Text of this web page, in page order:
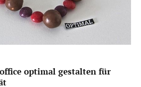
optimal gestalten für